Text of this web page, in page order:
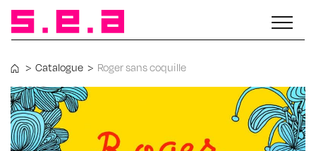
> Catalogue > Roger sans coquille